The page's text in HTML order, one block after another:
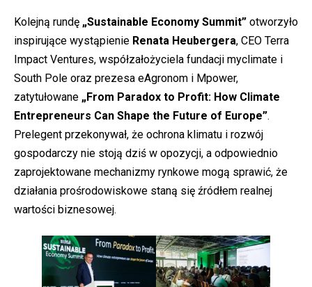
Kolejną rundę „Sustainable Economy Summit” otworzyło
inspirujące wystąpienie Renata Heubergera, CEO Terra
Impact Ventures, współzałożyciela fundacji myclimate i
South Pole oraz prezesa eAgronom i Mpower,
zatytułowane „From Paradox to Profit: How Climate
Entrepreneurs Can Shape the Future of Europe”.
Prelegent przekonywał, że ochrona klimatu i rozwój
gospodarczy nie stoją dziś w opozycji, a odpowiednio
zaprojektowane mechanizmy rynkowe mogą sprawić, że
działania prośrodowiskowe staną się źródłem realnej
wartości biznesowej.